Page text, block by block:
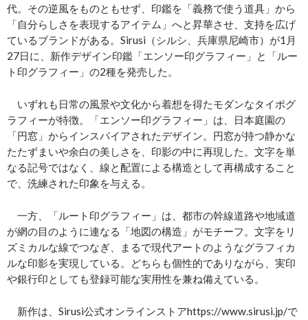
代。その逆風をものともせず、印鑑を「義務で使う道具」から
「自分らしさを表現するアイテム」へと昇華させ、支持を広げ
ているブランドがある。Sirusi（シルシ、兵庫県尼崎市）が1月
27日に、新作デザイン印鑑「エンソー印グラフィー」と「ルー
ト印グラフィー」の2種を発売した。
いずれも日常の風景や文化から着想を得たモダンなタイポグ
ラフィーが特徴。「エンソー印グラフィー」は、日本庭園の
「円窓」からインスパイアされたデザイン。円窓が持つ静かな
たたずまいや余白の美しさを、印影の中に再現した。文字を単
なる記号ではなく、線と配置による構造として再構成すること
で、洗練された印象を与える。
一方、「ルート印グラフィー」は、都市の幹線道路や地域道
が網の目のように連なる「地図の構造」がモチーフ。文字をリ
ズミカルな線でつなぎ、まるで現代アートのようなグラフィカ
ルな印影を実現している。どちらも個性的でありながら、実印
や銀行印としても登録可能な実用性を兼ね備えている。
新作は、Sirusi公式オンラインストアhttps://www.sirusi.jp/で